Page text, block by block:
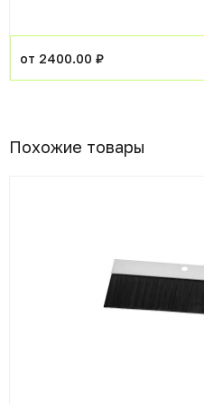
от 2400.00 ₽
Похожие товары